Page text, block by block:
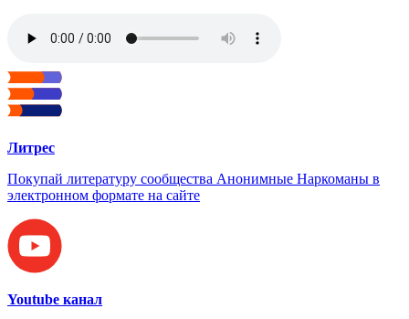
Литрес
Покупай литературу сообщества Анонимные Наркоманы в
электронном формате на сайте
Youtube канал